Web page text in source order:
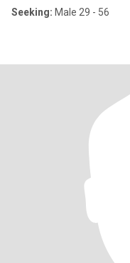
Seeking: Male 29 - 56